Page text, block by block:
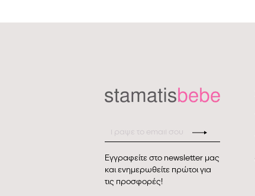
Εγγραφείτε στο newsletter μας
και ενημερωθείτε πρώτοι για
τις προσφορές!